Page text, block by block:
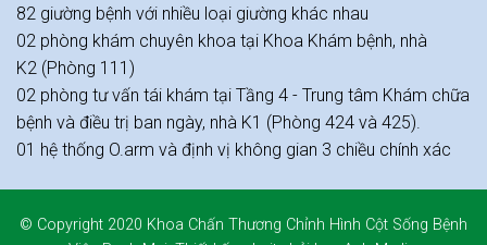
82 giường bệnh với nhiều loại giường khác nhau
02 phòng khám chuyên khoa tại Khoa Khám bệnh, nhà
K2 (Phòng 111)
02 phòng tư vấn tái khám tại Tầng 4 - Trung tâm Khám chữa
bệnh và điều trị ban ngày, nhà K1 (Phòng 424 và 425).
01 hệ thống O.arm và định vị không gian 3 chiều chính xác
© Copyright 2020 Khoa Chấn Thương Chỉnh Hình Cột Sống Bệnh